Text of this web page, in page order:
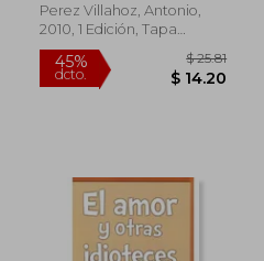
Perez Villahoz, Antonio,
2010, 1 Edición, Tapa
Blanda, Nuevo